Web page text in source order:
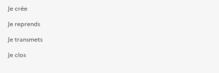
Je crée
Je reprends
Je transmets
Je clos